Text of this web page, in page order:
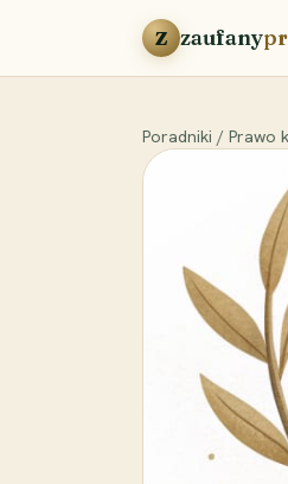
Przejdź do treści
Z zaufany
Poradniki / Prawo